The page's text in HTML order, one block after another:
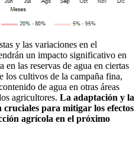
y las variaciones en el
un impacto significativo en
las reservas de agua en ciertas
los cultivos de la campaña fina,
de agua en otras áreas
agricultores. La adaptación y la
cruciales para mitigar los efectos
agrícola en el próximo